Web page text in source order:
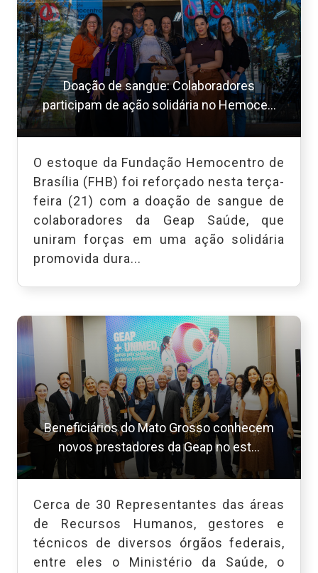
Doação de sangue: Colaboradores
participam de ação solidária no Hemoce...
O estoque da Fundação Hemocentro de
Brasília (FHB) foi reforçado nesta terça-
feira (21) com a doação de sangue de
colaboradores da Geap Saúde, que
uniram forças em uma ação solidária
promovida dura...
Beneficiários do Mato Grosso conhecem
novos prestadores da Geap no est...
Cerca de 30 Representantes das áreas
de Recursos Humanos, gestores e
técnicos de diversos órgãos federais,
entre eles o Ministério da Saúde, o